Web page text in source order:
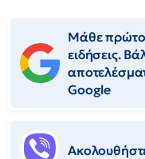
Μάθε
ειδήσεις.
Google